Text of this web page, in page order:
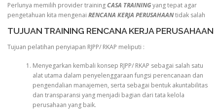
Perlunya memilih provider trainingCASA TRAININGyang tepat agar
pengetahuan kita mengenai RENCANA KERJA PERUSAHAANtidak salah
TUJUAN TRAINING RENCANA KERJA PERUSAHAAN
Tujuan pelatihan penyiapan RJPP/ RKAP meliputi :
Menyegarkan kembali konsep RJPP/ RKAP sebagai salah satu
alat utama dalam penyelenggaraan fungsi perencanaan dan
pengendalian manajemen, serta sebagai bentuk akuntabilitas
dan transparansi yang menjadi bagian dari tata kelola
perusahaan yang baik.